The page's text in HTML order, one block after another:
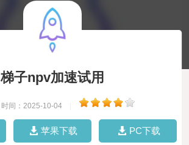
梯子npv加速试用
时间：2025-10-04
苹果下载 PC下载